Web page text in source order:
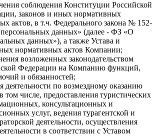
соблюдения Конституции Российской
законов и иных нормативных
актов, в т.ч. Федерального закона № 152-
данных» (далее - ФЗ «О
данных»), а также Устава и
нормативных актов Компании;
возложенных законодательством
Федерации на Компанию функций,
и обязанностей;
деятельности по возмездному оказанию
том числе, предоставления туристических
консультационных и
услуг, ведения турагентской и
деятельности, осуществления
в соответствии с Уставом